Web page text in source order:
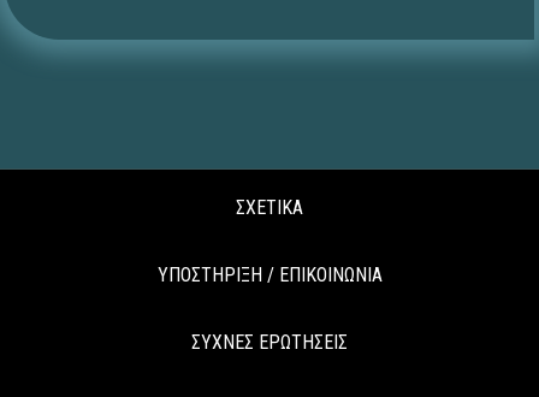
ΣΧΕΤΙΚΑ
ΥΠΟΣΤΗΡΙΞΗ / ΕΠΙΚΟΙΝΩΝΙΑ
ΣΥΧΝΕΣ ΕΡΩΤΗΣΕΙΣ